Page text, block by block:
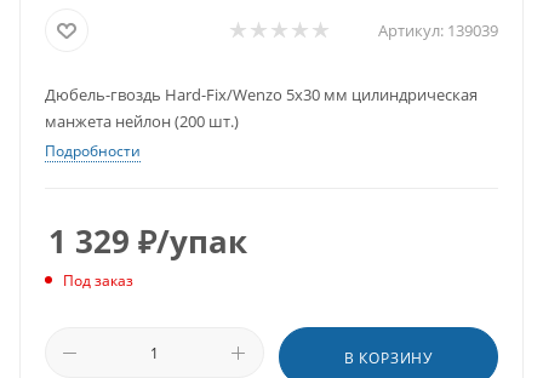
Артикул: 139039
Дюбель-гвоздь Hard-Fix/Wenzo 5x30 мм цилиндрическая
манжета нейлон (200 шт.)
Подробности
1 329 ₽/упак
Под заказ
В КОРЗИНУ